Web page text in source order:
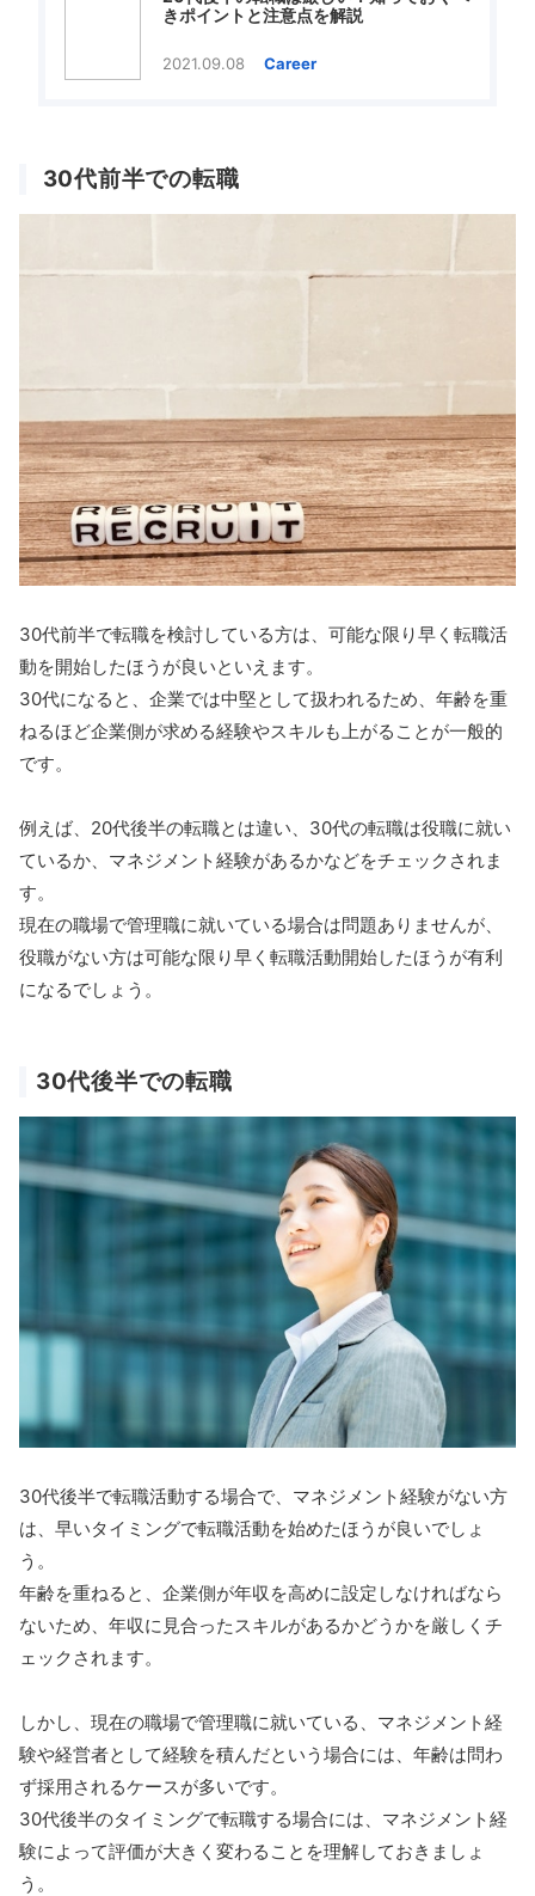
きポイントと注意点を解説
2021.09.08 Career
30代前半での転職
30代前半で転職を検討している方は、可能な限り早く転職活
動を開始したほうが良いといえます。
30代になると、企業では中堅として扱われるため、年齢を重
ねるほど企業側が求める経験やスキルも上がることが一般的
です。
例えば、20代後半の転職とは違い、30代の転職は役職に就い
ているか、マネジメント経験があるかなどをチェックされま
す。
現在の職場で管理職に就いている場合は問題ありませんが、
役職がない方は可能な限り早く転職活動開始したほうが有利
になるでしょう。
30代後半での転職
30代後半で転職活動する場合で、マネジメント経験がない方
は、早いタイミングで転職活動を始めたほうが良いでしょ
う。
年齢を重ねると、企業側が年収を高めに設定しなければなら
ないため、年収に見合ったスキルがあるかどうかを厳しくチ
ェックされます。
しかし、現在の職場で管理職に就いている、マネジメント経
験や経営者として経験を積んだという場合には、年齢は問わ
ず採用されるケースが多いです。
30代後半のタイミングで転職する場合には、マネジメント経
験によって評価が大きく変わることを理解しておきましょ
う。